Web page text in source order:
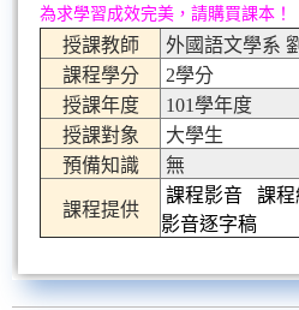
為求學習成效完美，請購買課本！
授課教師
外國語文學系
課程學分
2學分
授課年度
101學年度
授課對象
大學生
預備知識
無
課程提供
課程影音 課
影音逐字稿